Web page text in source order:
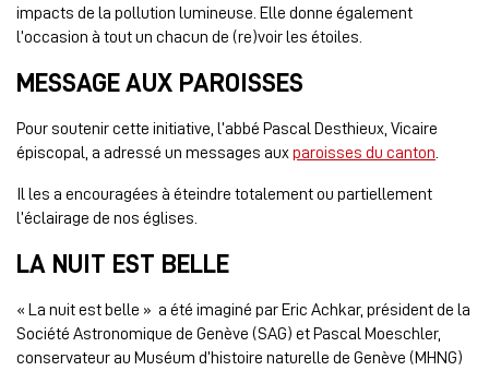
impacts de la pollution lumineuse. Elle donne également
l’occasion à tout un chacun de (re)voir les étoiles.
MESSAGE AUX PAROISSES
Pour soutenir cette initiative, l’abbé Pascal Desthieux, Vicaire
épiscopal, a adressé un messages auxparoisses du canton
Il les a encouragées à éteindre totalement ou partiellement
l’éclairage de nos églises.
LA NUIT EST BELLE
« La nuit est belle » a été imaginé par Eric Achkar, président de la
Société Astronomique de Genève (SAG) et Pascal Moeschler,
conservateur au Muséum d’histoire naturelle de Genève (MHNG)